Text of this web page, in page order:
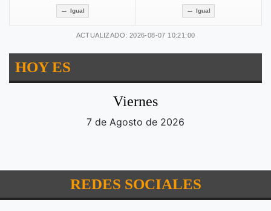
Igual Igual
ACTUALIZADO: 2026-08-07 10:21:00
HOY ES
Viernes
7 de Agosto de 2026
REDES SOCIALES